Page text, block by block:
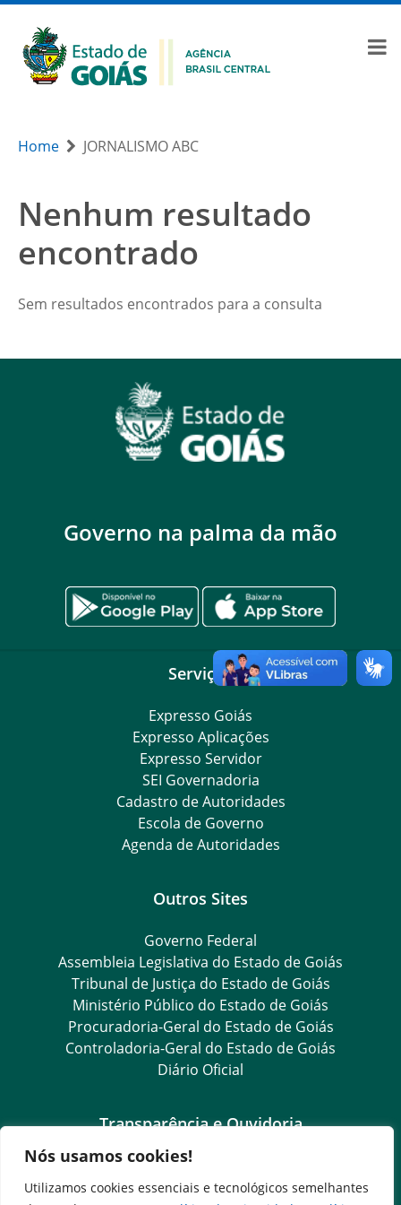
Nós usamos cookies!
Utilizamos cookies essenciais e tecnológicos semelhantes
Home JORNALISMO ABC
Nenhum resultado
encontrado
Sem resultados encontrados para a consulta
Governo na palma da mão
Serviços
Expresso Goiás
Expresso Aplicações
Expresso Servidor
SEI Governadoria
Cadastro de Autoridades
Escola de Governo
Agenda de Autoridades
Outros Sites
Governo Federal
Assembleia Legislativa do Estado de Goiás
Tribunal de Justiça do Estado de Goiás
Ministério Público do Estado de Goiás
Procuradoria-Geral do Estado de Goiás
Controladoria-Geral do Estado de Goiás
Diário Oficial
Transparência e Ouvidoria
LGPD
Goiás Transparência